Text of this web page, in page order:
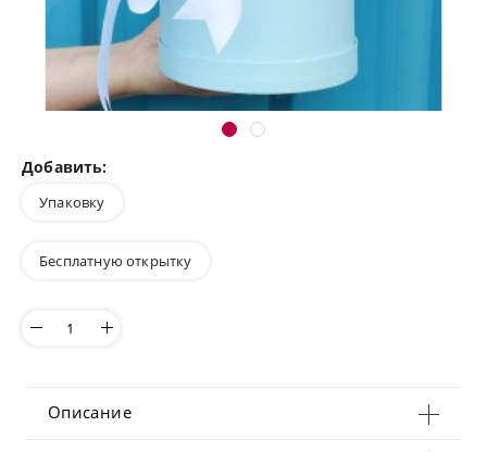
Добавить:
Упаковку
Бесплатную открытку
Описание